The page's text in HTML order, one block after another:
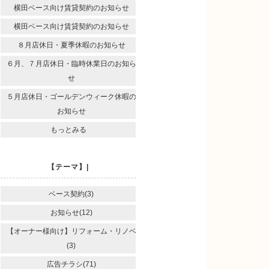
横田ベース向け賃貸契約のお知らせ
横田ベース向け賃貸契約のお知らせ
８月店休日・夏季休暇のお知らせ
６月、７月店休日・臨時休業日のお知ら
せ
５月店休日・ゴールデンウィーク休暇の
お知らせ
もっとみる
【テーマ】|
ベース契約(3)
お知らせ(12)
【オーナー様向け】リフォーム・リノベ
(3)
広告チラシ(71)